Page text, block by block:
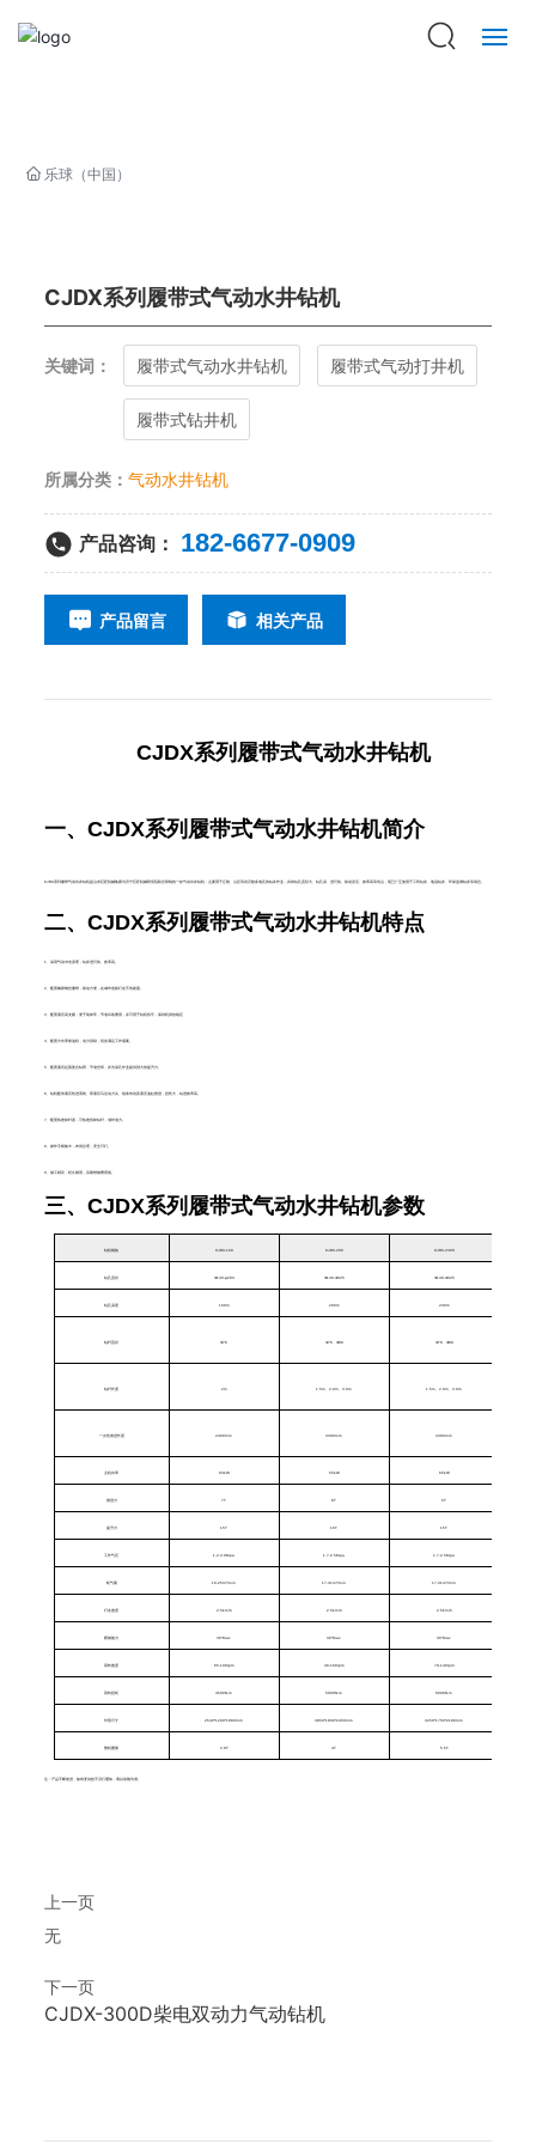
走进巨匠
新闻资讯
巨匠印象
联系我们
乐球（中国）
CJDX系列履带式气动水井钻机
关键词： 履带式气动水井钻机 履带式气动打井机
履带式钻井机
所属分类：气动水井钻机
产品咨询： 182-6677-0909
产品留言 相关产品
CJDX系列履带式气动水井钻机
一、CJDX系列履带式气动水井钻机简介
CJDX系列履带气动水井钻机是山东巨匠机械集团与济宁巨匠机械研究院联合研制的一款气动水井钻机，主要用于丘陵、山区等岩石较多地区的钻井作业，具有钻孔直径大、钻孔深、进尺快、移动灵活、效率高等优点，现已广泛使用于工民钻井、地温钻井、环保监测钻井等场合。‌
二、CJDX系列履带式气动水井钻机特点
1、采用气动冲击原理，钻井进尺快、效率高。
2、配置橡胶钢丝履带，移动方便，在城市道路行走不伤路面。
3、配置液压高支腿，便于装卸车，节省吊装费用，并可用于钻机找平，保持机身的稳定
4、配置大功率柴油机，动力强劲，切实满足工作需要。
5、配置液压起落复合钻臂，节省空间，并为深孔作业提供强大的提升力。
6、钻机配有液压给进系统、双液压马达动力头、链条传动及液压油缸推进，扭矩大，钻进效率高。
7、配置快速卸杆器，可快速拆卸钻杆，省时省力。
8、操作手柄集中，布局合理，安全可行。
9、做工精良，经久耐用，后期维修费用低。
三、CJDX系列履带式气动水井钻机参数
钻机规格 CJDX-160 CJDX-200 CJDX-230S
钻孔直径 Φ130-φ203 Φ140-Φ325 Φ140-Φ325
钻孔深度 160m 200m 230m
钻杆直径 Φ76 Φ76、Φ89 Φ76、Φ89
钻杆长度 2m 1.5m、2.0m、3.0m 1.5m、2.0m、3.0m
一次性推进长度 2400mm 3300mm 3300mm
主机功率 63kW 55kW 65kW
推进力 7T 8T 5T
提升力 15T 16T 15T
工作气压 1.2-3.0Mpa 1.7-2.5Mpa 1.7-2.5Mpa
耗气量 10-25m³/min 17-31m³/min 17-31m³/min
行走速度 2.5km/h 2.5km/h 2.5km/h
爬坡能力 30°Max 30°Max 30°Max
回转速度 65-100rpm 40-160rpm 70-140rpm
回转扭矩 4500N.m 5000N.m 6000N.m
外形尺寸 2540*1200*1880mm 3850*1800*2450mm 3250*1750*2180mm
整机重量 2.8T 4T 5.5T
注：产品不断改进，如有变动恕不另行通知，请以实物为准。
上一页
无
下一页
CJDX-300D柴电双动力气动钻机